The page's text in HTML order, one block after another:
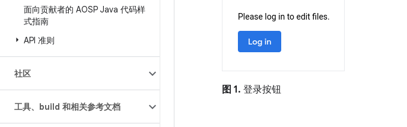
面向贡献者的 AOSP Java 代码样
式指南
API 准则
社区
工具、build 和相关参考文档
图 1. 登录按钮